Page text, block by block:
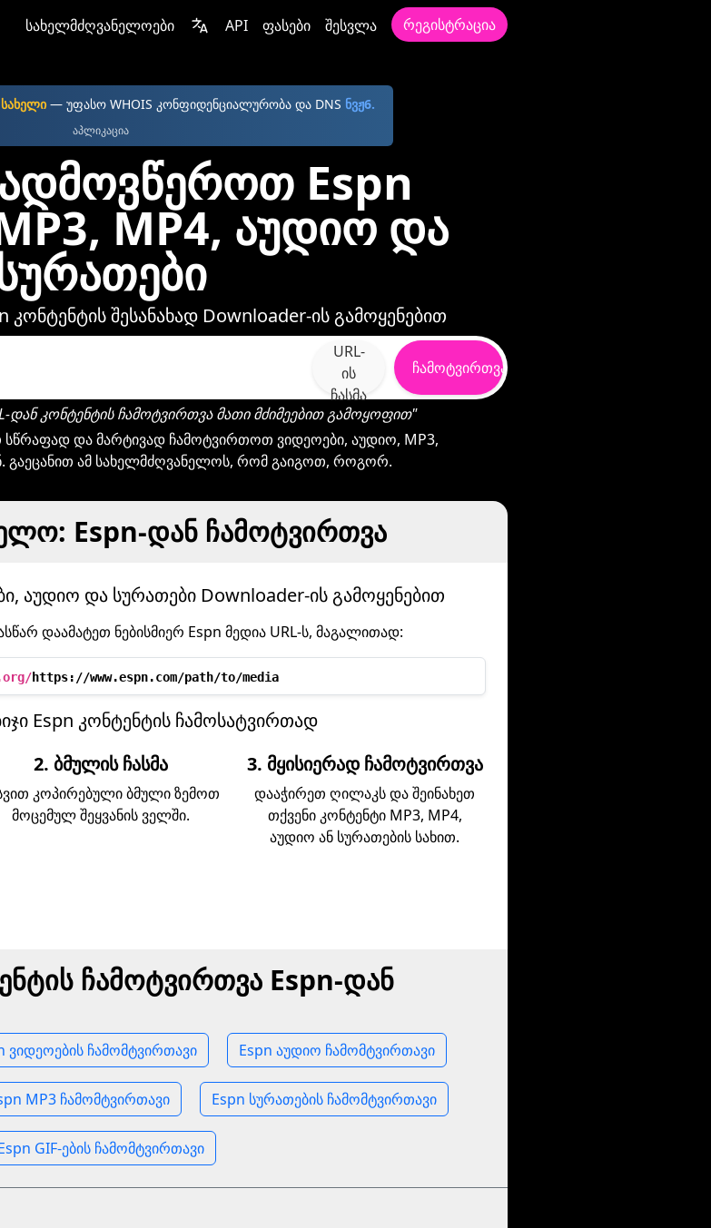
სახელმძღვანელოები API ფასები შესვლა რეგისტრაცია
— უფასო WHOIS კონფიდენციალურობა და DNS ნვჟ6.
აპლიკაცია
Espn
MP4, აუდიო და
კონტენტის შესანახად Downloader-ის გამოყენებით
URL-
ის
ჩასმა
ჩამოტვირთვა
კონტენტის ჩამოტვირთვა მათი მძიმეებით გამოყოფით"
სწრაფად და მარტივად ჩამოტვირთოთ ვიდეოები, აუდიო, MP3,
გაეცანით ამ სახელმძღვანელოს, რომ გაიგოთ, როგორ.
Espn-დან ჩამოტვირთვა
აუდიო და სურათები Downloader-ის გამოყენებით
დაამატეთ ნებისმიერ Espn მედია URL-ს, მაგალითად:
https://www.espn.com/path/to/media
Espn კონტენტის ჩამოსატვირთად
2. ბმულის ჩასმა
კოპირებული ბმული ზემოთ
მოცემულ შეყვანის ველში.
3. მყისიერად ჩამოტვირთვა
დააჭირეთ ღილაკს და შეინახეთ
თქვენი კონტენტი MP3, MP4,
აუდიო ან სურათების სახით.
ჩამოტვირთვა Espn-დან
ვიდეოების ჩამომტვირთავი Espn აუდიო ჩამომტვირთავი
MP3 ჩამომტვირთავი Espn სურათების ჩამომტვირთავი
GIF-ების ჩამომტვირთავი